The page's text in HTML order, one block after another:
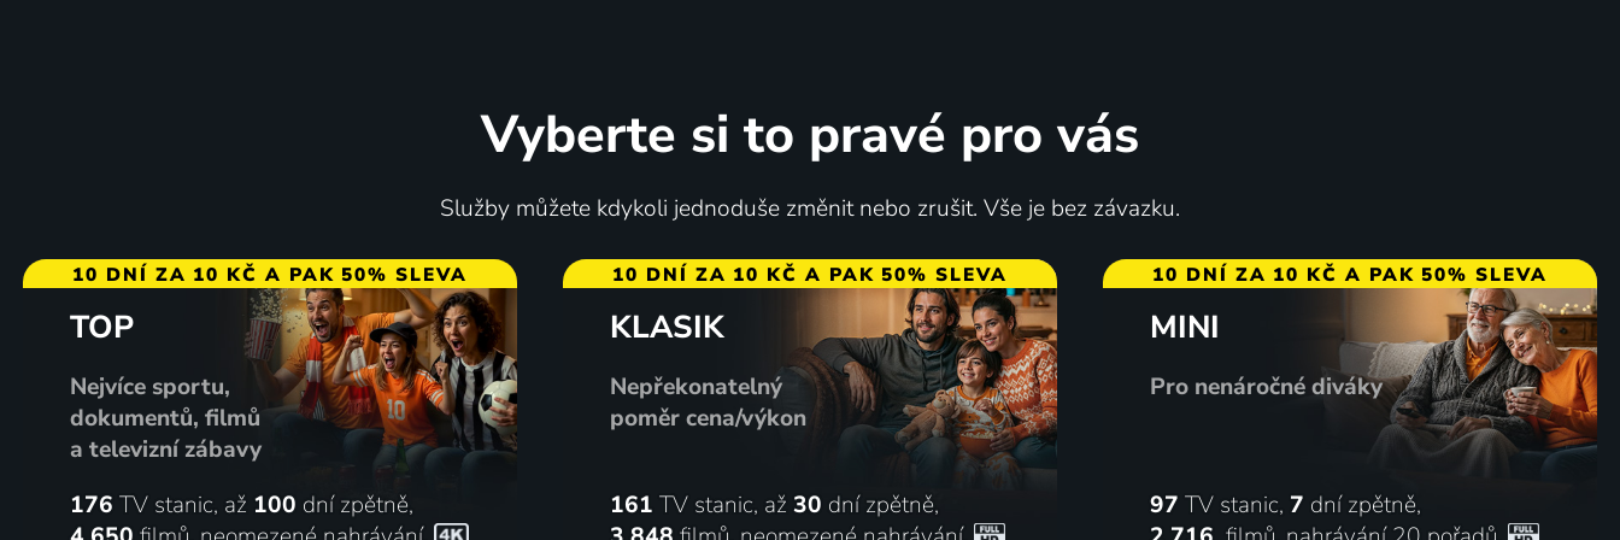
2021-2023 | USA | Thriller, Akční, Dobrodružný, Drama, Krimi, Mysteriózní
Kriminálka Vegas A-Tým
55% 2 díly 4 díly 93%
Vyberte si to pravé pro vás
Služby můžete kdykoli jednoduše změnit nebo zrušit. Vše je bez závazku.
10 DNÍ ZA 10 KČ A PAK 50% SLEVA
TOP
Nejvíce sportu,
dokumentů, filmů
a televizní zábavy
176 TV stanic, až 100 dní zpětně,
10 DNÍ ZA 10 KČ A PAK 50% SLEVA
KLASIK
Nepřekonatelný
poměr cena/výkon
161 TV stanic, až 30 dní zpětně,
10 DNÍ ZA 10 KČ A PAK 50% SLEVA
MINI
Pro nenáročné diváky
97 TV stanic, 7 dní zpětně,